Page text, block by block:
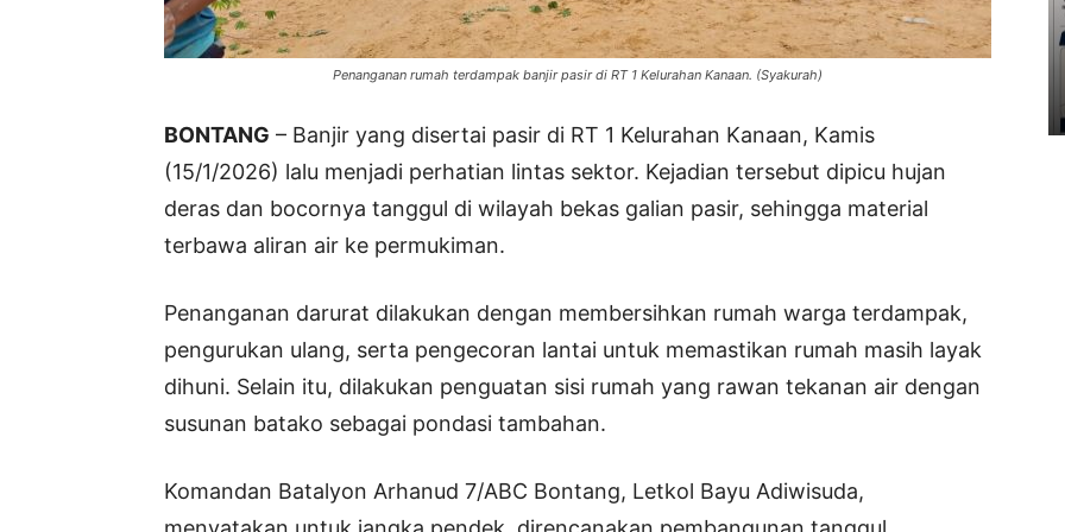
Penanganan rumah terdampak banjir pasir di RT 1 Kelurahan Kanaan. (Syakurah)
BONTANG – Banjir yang disertai pasir di RT 1 Kelurahan Kanaan, Kamis
(15/1/2026) lalu menjadi perhatian lintas sektor. Kejadian tersebut dipicu hujan
deras dan bocornya tanggul di wilayah bekas galian pasir, sehingga material
terbawa aliran air ke permukiman.
Penanganan darurat dilakukan dengan membersihkan rumah warga terdampak,
pengurukan ulang, serta pengecoran lantai untuk memastikan rumah masih layak
dihuni. Selain itu, dilakukan penguatan sisi rumah yang rawan tekanan air dengan
susunan batako sebagai pondasi tambahan.
Komandan Batalyon Arhanud 7/ABC Bontang, Letkol Bayu Adiwisuda,